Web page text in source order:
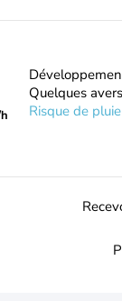
Quelques
Risque de pluie